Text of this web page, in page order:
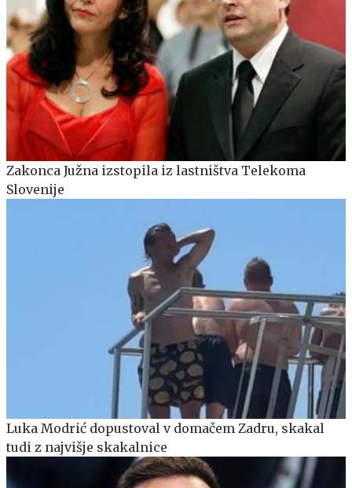
Zakonca Južna izstopila iz lastništva Telekoma
Slovenije
Luka Modrić dopustoval v domačem Zadru, skakal
tudi z najvišje skakalnice